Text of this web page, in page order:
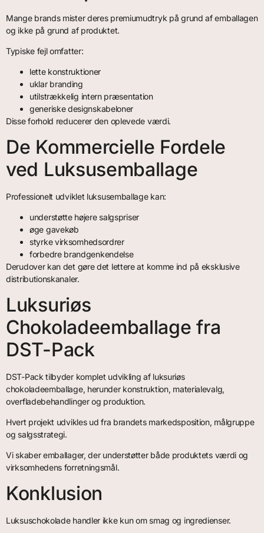
Mange brands mister deres premiumudtryk på grund af emballagen
og ikke på grund af produktet.
Typiske fejl omfatter:
lette konstruktioner
uklar branding
utilstrækkelig intern præsentation
generiske designskabeloner
Disse forhold reducerer den oplevede værdi.
De Kommercielle Fordele
ved Luksusemballage
Professionelt udviklet luksusemballage kan:
understøtte højere salgspriser
øge gavekøb
styrke virksomhedsordrer
forbedre brandgenkendelse
Derudover kan det gøre det lettere at komme ind på eksklusive
distributionskanaler.
Luksuriøs
Chokoladeemballage fra
DST-Pack
DST-Pack tilbyder komplet udvikling af luksuriøs
chokoladeemballage, herunder konstruktion, materialevalg,
overfladebehandlinger og produktion.
Hvert projekt udvikles ud fra brandets markedsposition, målgruppe
og salgsstrategi.
Vi skaber emballager, der understøtter både produktets værdi og
virksomhedens forretningsmål.
Konklusion
Luksuschokolade handler ikke kun om smag og ingredienser.